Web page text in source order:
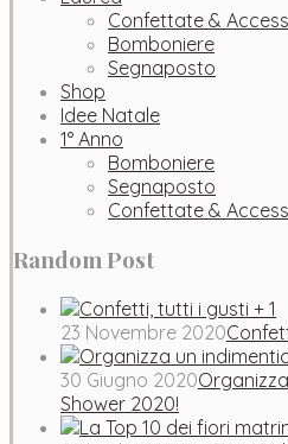
Confettate &
Bomboniere
Segnaposto
Shop
Idee Natale
1° Anno
Bomboniere
Segnaposto
Confettate &
Random Post
23 Novembre 2020
30 Giugno 2020
Shower 2020!